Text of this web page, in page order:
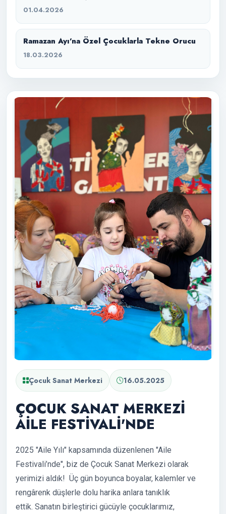
Çocuk Sanat Merkezi 16.05.2025
ÇOCUK SANAT MERKEZİ
AİLE FESTİVALİ'NDE
2025 "Aile Yılı" kapsamında düzenlenen "Aile
Festivali’nde", biz de Çocuk Sanat Merkezi olarak
yerimizi aldık! Üç gün boyunca boyalar, kalemler ve
rengârenk düşlerle dolu harika anlara tanıklık
ettik. Sanatın birleştirici gücüyle çocuklarımız,
01.04.2026
Ramazan Ayı’na Özel Çocuklarla Tekne Orucu
18.03.2026